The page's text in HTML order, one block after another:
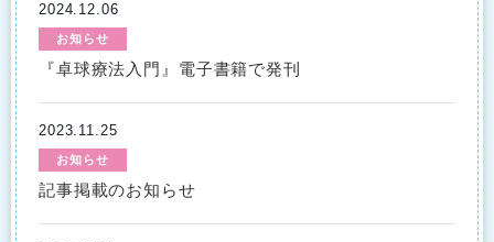
2024.12.06
お知らせ
『卓球療法入門』電子書籍で発刊
2023.11.25
お知らせ
記事掲載のお知らせ